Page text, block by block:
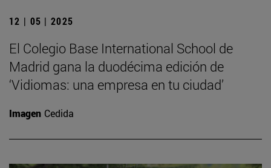
12 | 05 | 2025
El Colegio Base International School de
Madrid gana la duodécima edición de
‘Vidiomas: una empresa en tu ciudad’
Imagen Cedida